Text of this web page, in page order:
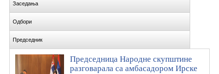
Заседања
Одбори
Председник
Председница Народне скупштине
разговарала са амбасадором Ирске